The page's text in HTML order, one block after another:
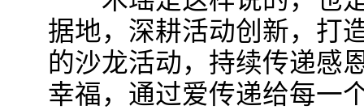
据地，深耕活动创新，打
的沙龙活动，持续传递感
幸福，通过爱传递给每一